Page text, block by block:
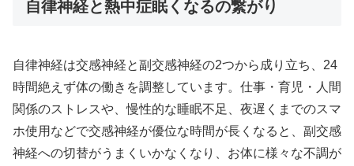
自律神経と熱中症眠くなるの繋がり
自律神経は交感神経と副交感神経の2つから成り立ち、24
時間絶えず体の働きを調整しています。仕事・育児・人間
関係のストレスや、慢性的な睡眠不足、夜遅くまでのスマ
ホ使用などで交感神経が優位な時間が長くなると、副交感
神経への切替がうまくいかなくなり、お体に様々な不調が